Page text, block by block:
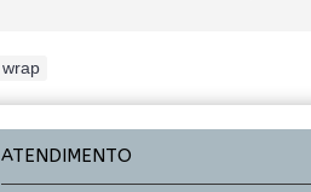
wrap
ATENDIMENTO